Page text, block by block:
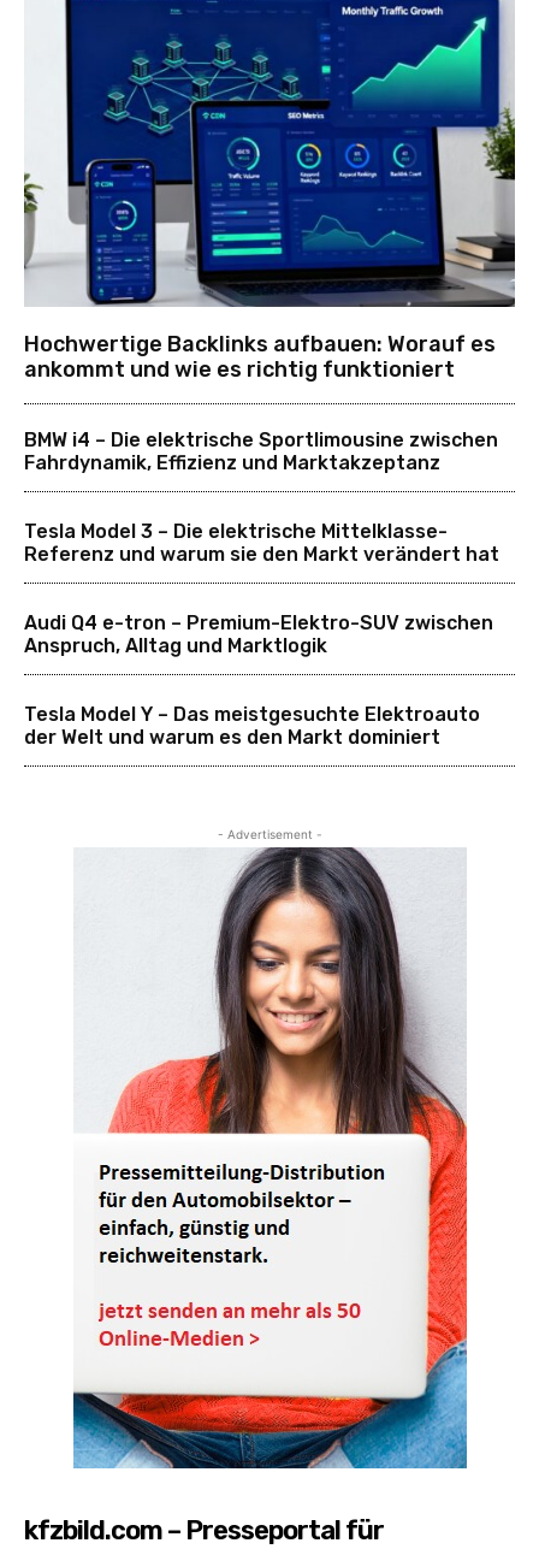
Hochwertige Backlinks aufbauen: Worauf es
ankommt und wie es richtig funktioniert
BMW i4 – Die elektrische Sportlimousine zwischen
Fahrdynamik, Effizienz und Marktakzeptanz
Tesla Model 3 – Die elektrische Mittelklasse-
Referenz und warum sie den Markt verändert hat
Audi Q4 e-tron – Premium-Elektro-SUV zwischen
Anspruch, Alltag und Marktlogik
Tesla Model Y – Das meistgesuchte Elektroauto
der Welt und warum es den Markt dominiert
- Advertisement -
kfzbild.com – Presseportal für